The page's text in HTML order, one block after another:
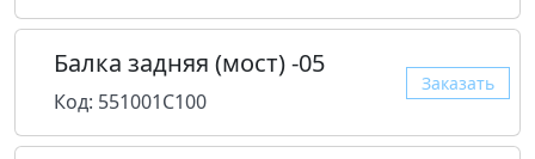
Балка задняя (мост) -05
Код: 551001C100
Заказать